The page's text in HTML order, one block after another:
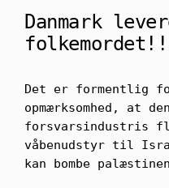
Danmark
Det er formentlig
opmærksomhed, at
forsvarsindustris
våbenudstyr til
kan bombe